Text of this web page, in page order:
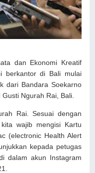
dan Ekonomi Kreatif
berkantor di Bali mulai
dari Bandara Soekarno
Ngurah Rai, Bali.
Rai. Sesuai dengan
wajib mengisi Kartu
(electronic Health Alert
kepada petugas
dalam akun Instagram